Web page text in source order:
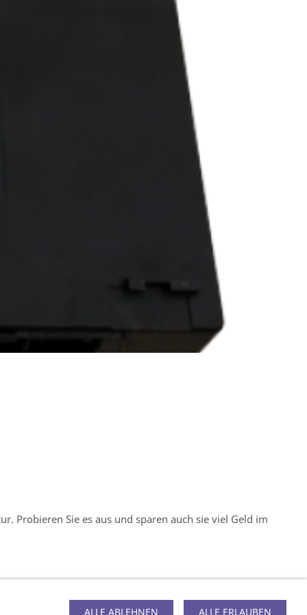
Probieren Sie es aus und sparen auch sie viel Geld im
ALLE ERLAUBEN
ALLE ABLEHNEN